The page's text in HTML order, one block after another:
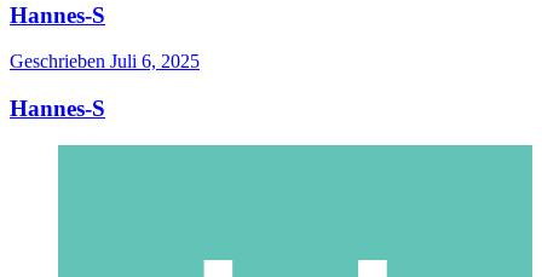
Hannes-S
Geschrieben Juli 6, 2025
Hannes-S